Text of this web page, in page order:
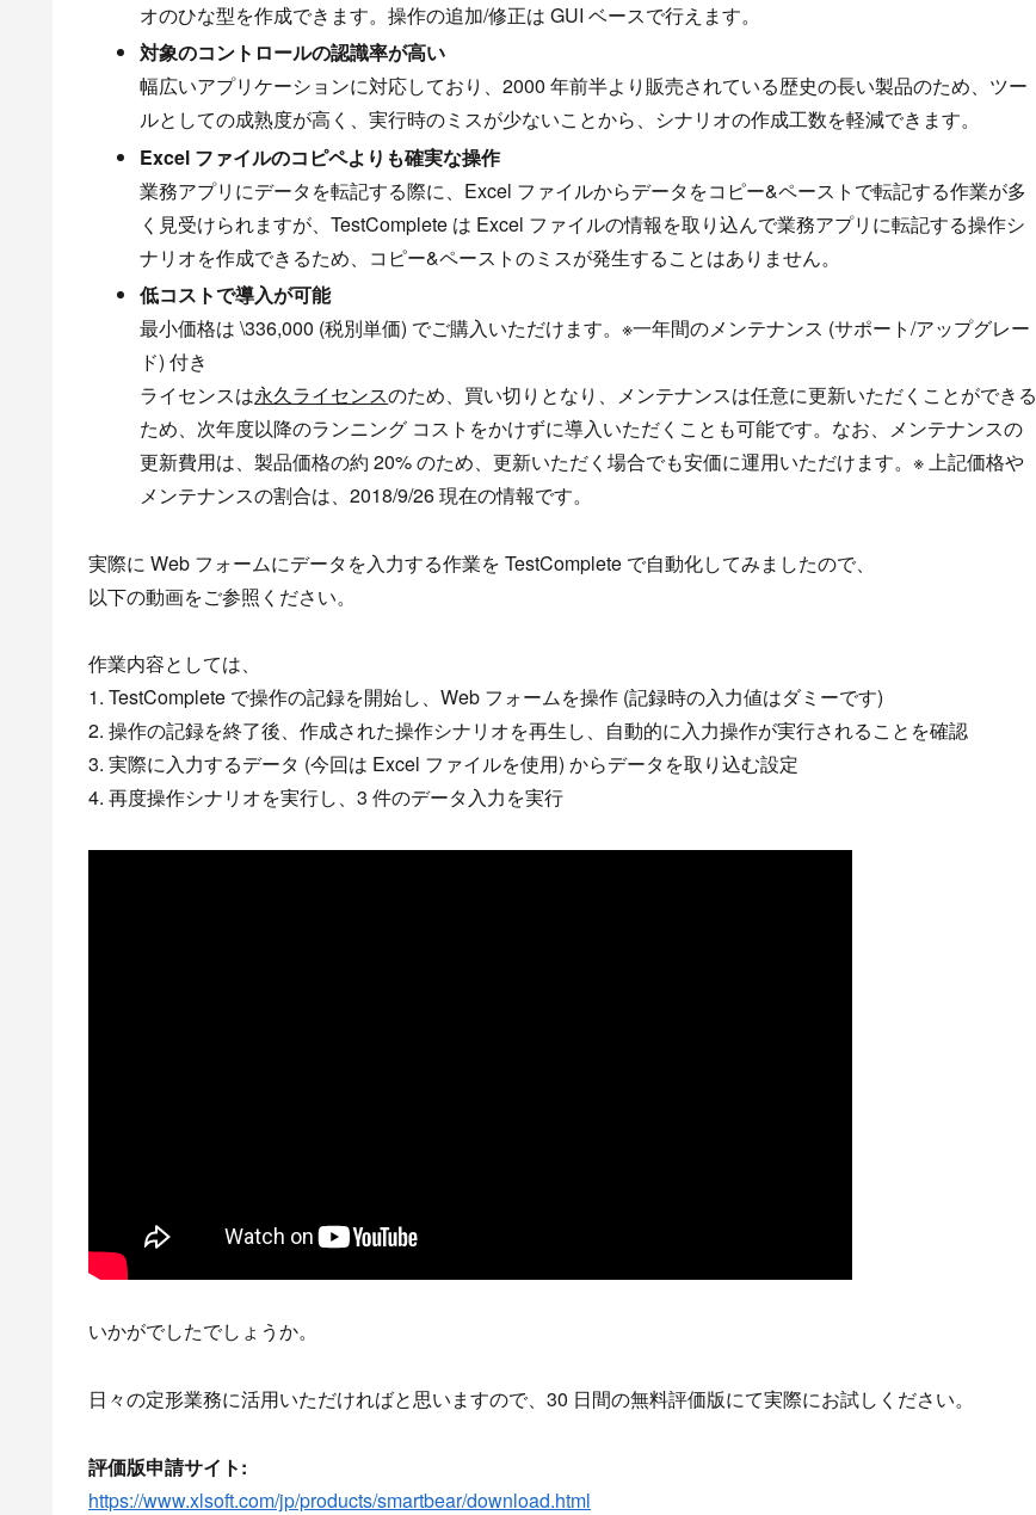
オのひな型を作成できます。操作の追加/修正は GUI ベースで行えます。
対象のコントロールの認識率が高い
幅広いアプリケーションに対応しており、2000 年前半より販売されている歴史の長い製品のため、ツー
ルとしての成熟度が高く、実行時のミスが少ないことから、シナリオの作成工数を軽減できます。
Excel ファイルのコピペよりも確実な操作
業務アプリにデータを転記する際に、Excel ファイルからデータをコピー&ペーストで転記する作業が多
く見受けられますが、TestComplete は Excel ファイルの情報を取り込んで業務アプリに転記する操作シ
ナリオを作成できるため、コピー&ペーストのミスが発生することはありません。
低コストで導入が可能
最小価格は \336,000 (税別単価) でご購入いただけます。※一年間のメンテナンス (サポート/アップグレー
ド) 付き
ライセンスは永久ライセンスのため、買い切りとなり、メンテナンスは任意に更新いただくことができる
ため、次年度以降のランニング コストをかけずに導入いただくことも可能です。なお、メンテナンスの
更新費用は、製品価格の約 20% のため、更新いただく場合でも安価に運用いただけます。※ 上記価格や
メンテナンスの割合は、2018/9/26 現在の情報です。
実際に Web フォームにデータを入力する作業を TestComplete で自動化してみましたので、
以下の動画をご参照ください。
作業内容としては、
1. TestComplete で操作の記録を開始し、Web フォームを操作 (記録時の入力値はダミーです)
2. 操作の記録を終了後、作成された操作シナリオを再生し、自動的に入力操作が実行されることを確認
3. 実際に入力するデータ (今回は Excel ファイルを使用) からデータを取り込む設定
4. 再度操作シナリオを実行し、3 件のデータ入力を実行
いかがでしたでしょうか。
日々の定形業務に活用いただければと思いますので、30 日間の無料評価版にて実際にお試しください。
評価版申請サイト:
https://www.xlsoft.com/jp/products/smartbear/download.html